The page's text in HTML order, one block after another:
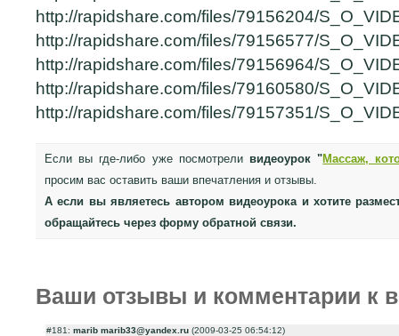
http://rapidshare.com/files/79156204/
http://rapidshare.com/files/79156577/
http://rapidshare.com/files/79156964/
http://rapidshare.com/files/79160580/
http://rapidshare.com/files/79157351/
Если вы где-либо уже посмотрели видеоурок "Массаж,
просим вас оставить ваши впечатления и отзывы.
А если вы являетесь автором видеоурока и хотите
обращайтесь через форму обратной связи.
Ваши отзывы и комментарии к
#181: marib marib33@yandex.ru (2009-03-25 06:54:12)